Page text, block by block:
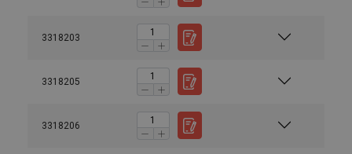
3318203
3318205
3318206